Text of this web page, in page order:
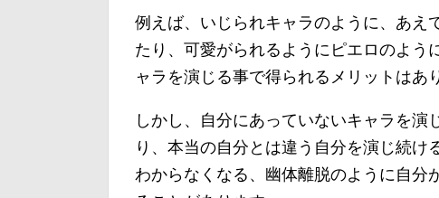
例えば、いじられキャラのように、あえ
たり、可愛がられるようにピエロのよう
ャラを演じる事で得られるメリットはあ
しかし、自分にあっていないキャラを
り、本当の自分とは違う自分を演じ続け
わからなくなる、幽体離脱のように自分